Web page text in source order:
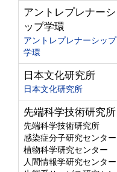
アントレプレナーシ
ップ学環
アントレプレナーシップ
学環
日本文化研究所
日本文化研究所
先端科学技術研究所
先端科学技術研究所
感染症分子研究センター
植物科学研究センター
人間情報学研究センター